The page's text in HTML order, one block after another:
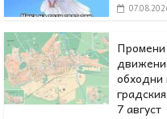
обходни
7 август